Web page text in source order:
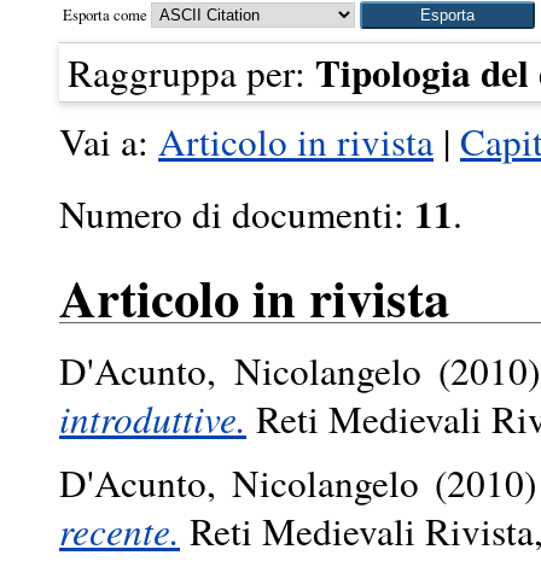
Esporta come
Raggruppa per: Tipologia del
Vai a: Articolo in rivista |
Numero di documenti: 11.
Articolo in rivista
D'Acunto, Nicolangelo
introduttive. Reti Medievali
D'Acunto, Nicolangelo
recente. Reti Medievali